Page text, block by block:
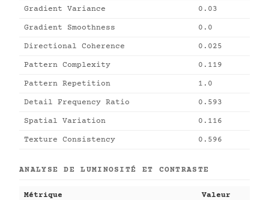
Gradient Variance 0.03
Gradient Smoothness 0.0
Directional Coherence 0.025
Pattern Complexity 0.119
Pattern Repetition 1.0
Detail Frequency Ratio 0.593
Spatial Variation 0.116
Texture Consistency 0.596
ANALYSE DE LUMINOSITÉ ET CONTRASTE
Métrique Valeur